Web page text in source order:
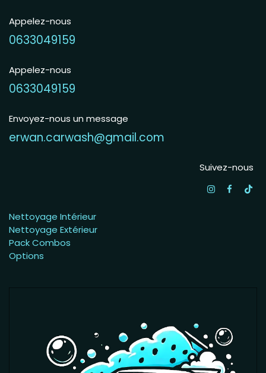
Appelez-nous
0633049159
Appelez-nous
0633049159
Envoyez-nous un message
erwan.carwash@gmail.com
Suivez-nous
Nettoyage Intérieur
Nettoyage Extérieur
Pack Combos
Options